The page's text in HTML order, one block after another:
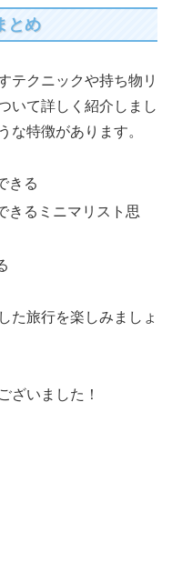
とめ
テクニックや持ち物リ
いて詳しく紹介しまし
な特徴があります。
きる
きるミニマリスト思
た旅行を楽しみましょ
ざいました！